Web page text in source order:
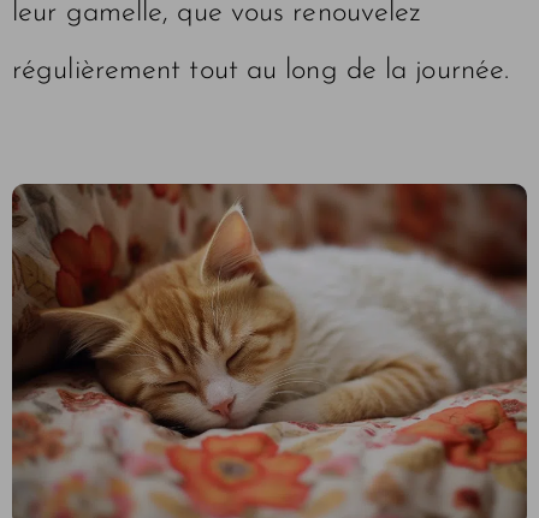
leur gamelle, que vous renouvelez
régulièrement tout au long de la journée.